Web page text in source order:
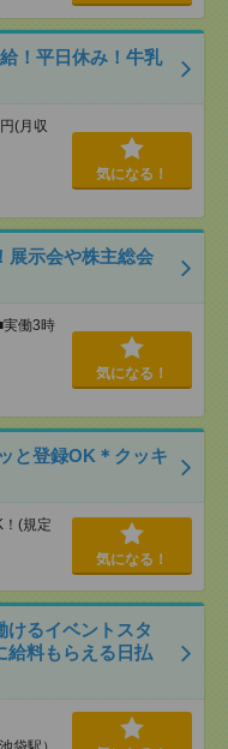
！平日休み！牛乳
(月収
気になる！
展示会や株主総会
働3時
気になる！
と登録OK＊クッキ
(規定
気になる！
けるイベントスタ
料もらえる日払